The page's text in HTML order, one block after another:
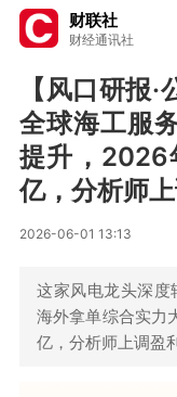
财联社
财经通讯社
【风口研报
全球海工服
提升，2026
亿，分析师
2026-06-01 13:13
这家风电龙头深度
海外拿单综合实力
亿，分析师上调盈